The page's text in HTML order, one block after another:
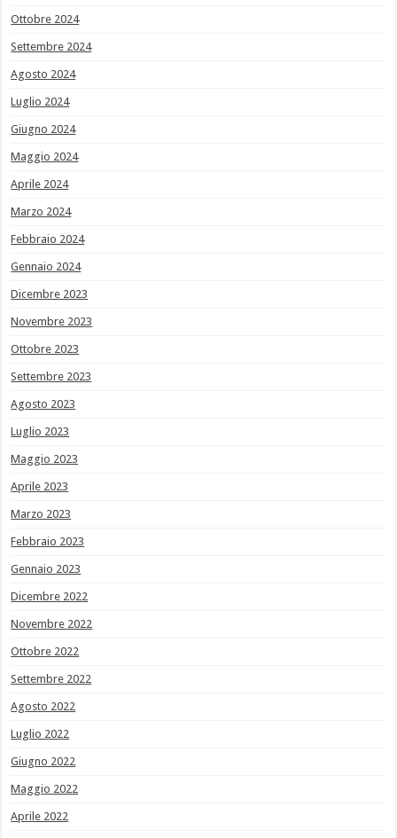
Ottobre 2024
Settembre 2024
Agosto 2024
Luglio 2024
Giugno 2024
Maggio 2024
Aprile 2024
Marzo 2024
Febbraio 2024
Gennaio 2024
Dicembre 2023
Novembre 2023
Ottobre 2023
Settembre 2023
Agosto 2023
Luglio 2023
Maggio 2023
Aprile 2023
Marzo 2023
Febbraio 2023
Gennaio 2023
Dicembre 2022
Novembre 2022
Ottobre 2022
Settembre 2022
Agosto 2022
Luglio 2022
Giugno 2022
Maggio 2022
Aprile 2022